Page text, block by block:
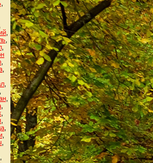
,
,
,
,